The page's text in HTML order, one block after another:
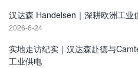
汉达森 Handelsen｜深耕欧洲工业
2026-6-24
实地走访纪实｜汉达森赴德与
工业供电